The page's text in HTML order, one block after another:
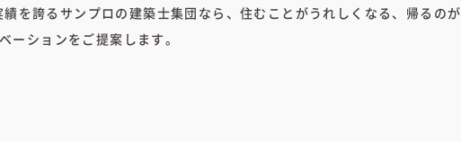
を誇るサンプロの建築士集団なら、住むことがうれしくなる、帰るのが
ーションをご提案します。